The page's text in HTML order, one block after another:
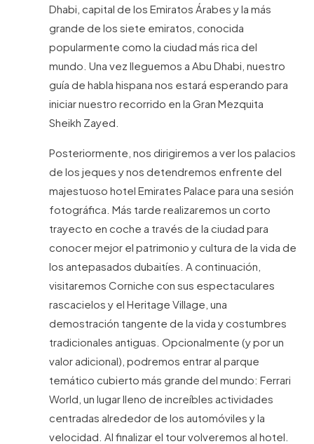
Dhabi, capital de los Emiratos Árabes y la más
grande de los siete emiratos, conocida
popularmente como la ciudad más rica del
mundo. Una vez lleguemos a Abu Dhabi, nuestro
guía de habla hispana nos estará esperando para
iniciar nuestro recorrido en la Gran Mezquita
Sheikh Zayed.
Posteriormente, nos dirigiremos a ver los palacios
de los jeques y nos detendremos enfrente del
majestuoso hotel Emirates Palace para una sesión
fotográfica. Más tarde realizaremos un corto
trayecto en coche a través de la ciudad para
conocer mejor el patrimonio y cultura de la vida de
los antepasados dubaitíes. A continuación,
visitaremos Corniche con sus espectaculares
rascacielos y el Heritage Village, una
demostración tangente de la vida y costumbres
tradicionales antiguas. Opcionalmente (y por un
valor adicional), podremos entrar al parque
temático cubierto más grande del mundo: Ferrari
World, un lugar lleno de increíbles actividades
centradas alrededor de los automóviles y la
velocidad. Al finalizar el tour volveremos al hotel.